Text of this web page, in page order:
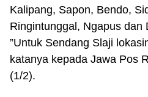
Kalipang, Sapon, Bendo,
Ringintunggal, Ngapus dan
”Untuk Sendang Slaji
katanya kepada Jawa Pos
(1/2).